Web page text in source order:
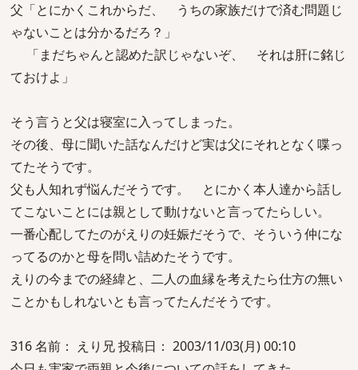
父「とにかくこれからだ、 うちの家族だけで済む問題じ
ゃないことは分かるだろ？」
「まだちゃんと認めた訳じゃないぞ、 それは肝に銘じ
ておけよ」
そう言うと父は寝室に入ってしまった。
その後、母に聞いた話なんだけど実は父にそれとなく喋っ
てたそうです。
父も人知れず悩んだそうです。 とにかく本人達から話し
てこないことには親として動けないと言ってたらしい。
一番心配してたのがえりの妊娠だそうで、そういう仲にな
ってるのかと母を問い詰めたそうです。
えりの今までの経緯と、二人の血縁を考えたら仕方の無い
ことかもしれないとも言ってたんだそうです。
316 名前： えり兄 投稿日： 2003/11/03(月) 00:10